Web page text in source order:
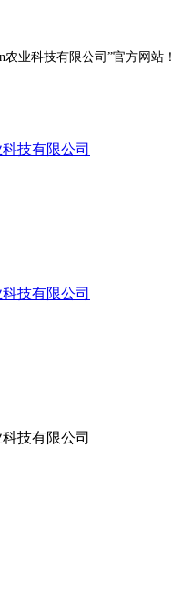
农业科技有限公司”官方网站！